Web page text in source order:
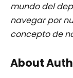
mundo del
navegar por
concepto de
About